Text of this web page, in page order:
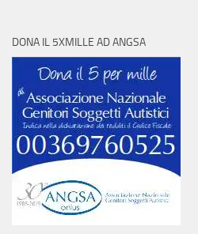
DONA IL 5XMILLE AD ANGSA